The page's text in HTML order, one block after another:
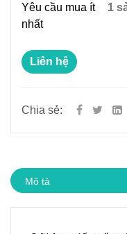
Yêu cầu mua ít
nhất
1
Liên hệ
Chia sẻ:
Mô tả